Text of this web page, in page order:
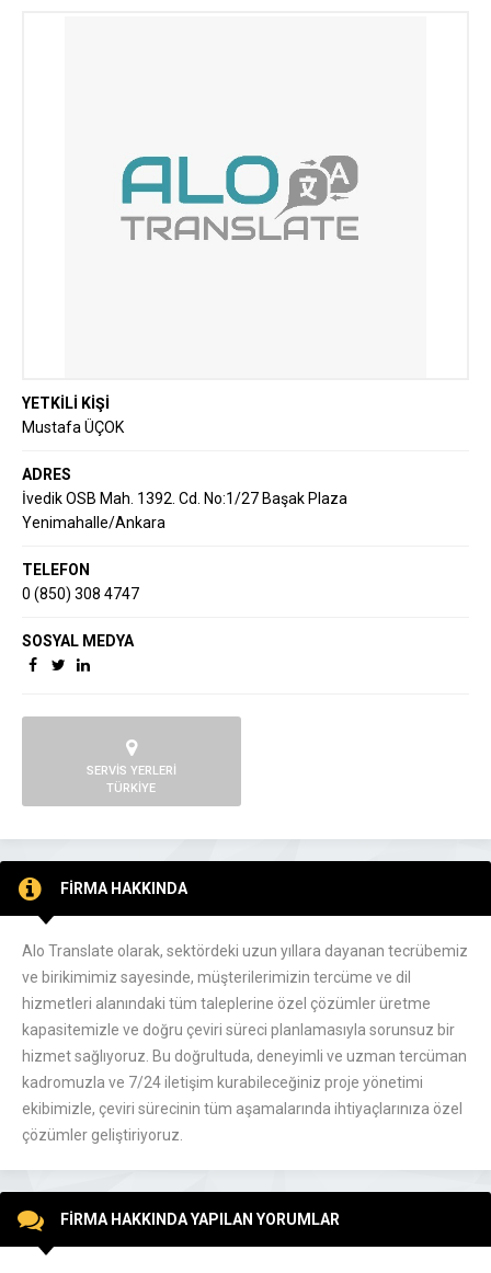
YETKİLİ KİŞİ
Mustafa ÜÇOK
ADRES
İvedik OSB Mah. 1392. Cd. No:1/27 Başak Plaza
Yenimahalle/Ankara
TELEFON
0 (850) 308 4747
SOSYAL MEDYA
SERVİS YERLERİ
TÜRKİYE
FİRMA HAKKINDA
Alo Translate olarak, sektördeki uzun yıllara dayanan tecrübemiz
ve birikimimiz sayesinde, müşterilerimizin tercüme ve dil
hizmetleri alanındaki tüm taleplerine özel çözümler üretme
kapasitemizle ve doğru çeviri süreci planlamasıyla sorunsuz bir
hizmet sağlıyoruz. Bu doğrultuda, deneyimli ve uzman tercüman
kadromuzla ve 7/24 iletişim kurabileceğiniz proje yönetimi
ekibimizle, çeviri sürecinin tüm aşamalarında ihtiyaçlarınıza özel
çözümler geliştiriyoruz.
FİRMA HAKKINDA YAPILAN YORUMLAR